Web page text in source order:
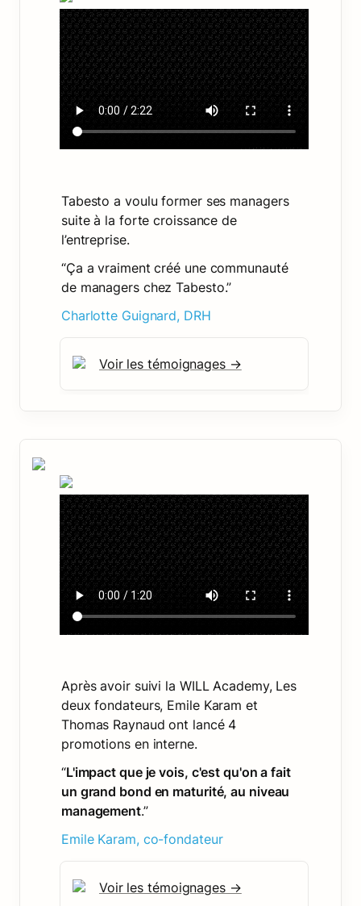
Tabesto a voulu former ses managers
suite à la forte croissance de
l’entreprise.
“Ça a vraiment créé une communauté
de managers chez Tabesto.”
Charlotte Guignard, DRH
Voir les témoignages →
Après avoir suivi la WILL Academy, Les
deux fondateurs, Emile Karam et
Thomas Raynaud ont lancé 4
promotions en interne.
“L'impact que je vois, c'est qu'on a fait
un grand bond en maturité, au niveau
management.”
Emile Karam, co-fondateur
Voir les témoignages →